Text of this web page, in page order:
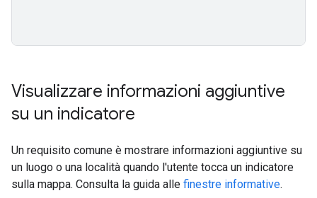
Visualizzare informazioni aggiuntive
su un indicatore
Un requisito comune è mostrare informazioni aggiuntive su
un luogo o una località quando l'utente tocca un indicatore
sulla mappa. Consulta la guida alle finestre informative.